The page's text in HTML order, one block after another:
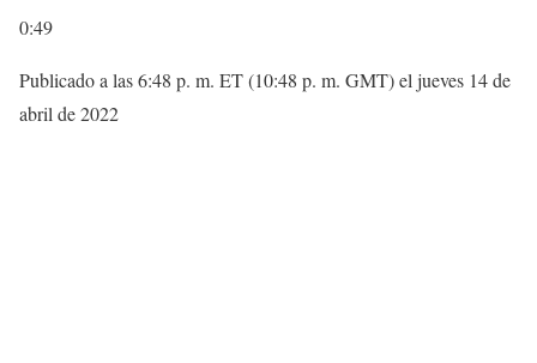
0:49
Publicado a las 6:48 p. m. ET (10:48 p. m. GMT) el jueves 14 de
abril de 2022